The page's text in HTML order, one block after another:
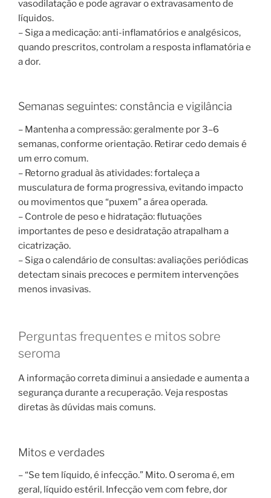
vasodilatação e pode agravar o extravasamento de
líquidos.
– Siga a medicação: anti-inflamatórios e analgésicos,
quando prescritos, controlam a resposta inflamatória e
a dor.
Semanas seguintes: constância e vigilância
– Mantenha a compressão: geralmente por 3–6
semanas, conforme orientação. Retirar cedo demais é
um erro comum.
– Retorno gradual às atividades: fortaleça a
musculatura de forma progressiva, evitando impacto
ou movimentos que “puxem” a área operada.
– Controle de peso e hidratação: flutuações
importantes de peso e desidratação atrapalham a
cicatrização.
– Siga o calendário de consultas: avaliações periódicas
detectam sinais precoces e permitem intervenções
menos invasivas.
Perguntas frequentes e mitos sobre
seroma
A informação correta diminui a ansiedade e aumenta a
segurança durante a recuperação. Veja respostas
diretas às dúvidas mais comuns.
Mitos e verdades
– “Se tem líquido, é infecção.” Mito. O seroma é, em
geral, líquido estéril. Infecção vem com febre, dor